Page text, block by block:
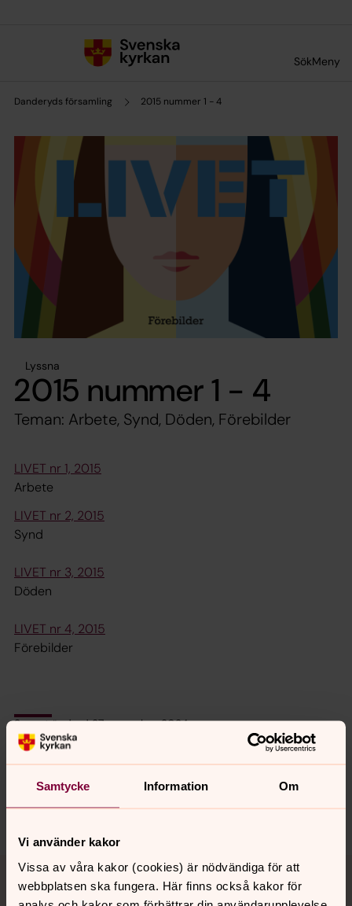
Samtycke Information Om
Vi använder kakor
Vissa av våra kakor (cookies) är nödvändiga för att
webbplatsen ska fungera. Här finns också kakor för
SökMeny
Danderyds församling 2015 nummer 1 - 4
Lyssna
2015 nummer 1 - 4
Teman: Arbete, Synd, Döden, Förebilder
LIVET nr 1, 2015
Arbete
LIVET nr 2, 2015
Synd
LIVET nr 3, 2015
Döden
LIVET nr 4, 2015
Förebilder
Senast ändrad 27 november 2024
Synpunkter eller frågor på sidans
innehåll?
danderyd.information@svenskakyrkan.se
Dela
Tillbaka till toppen
Tillbaka till innehållet